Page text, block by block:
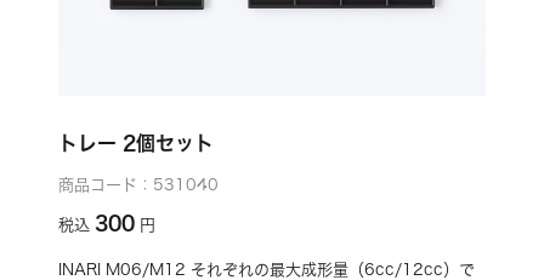
トレー 2個セット
商品コード：531040
税込 300 円
INARI M06/M12 それぞれの最大成形量（6cc/12cc）で